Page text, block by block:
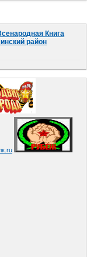
Книга
район